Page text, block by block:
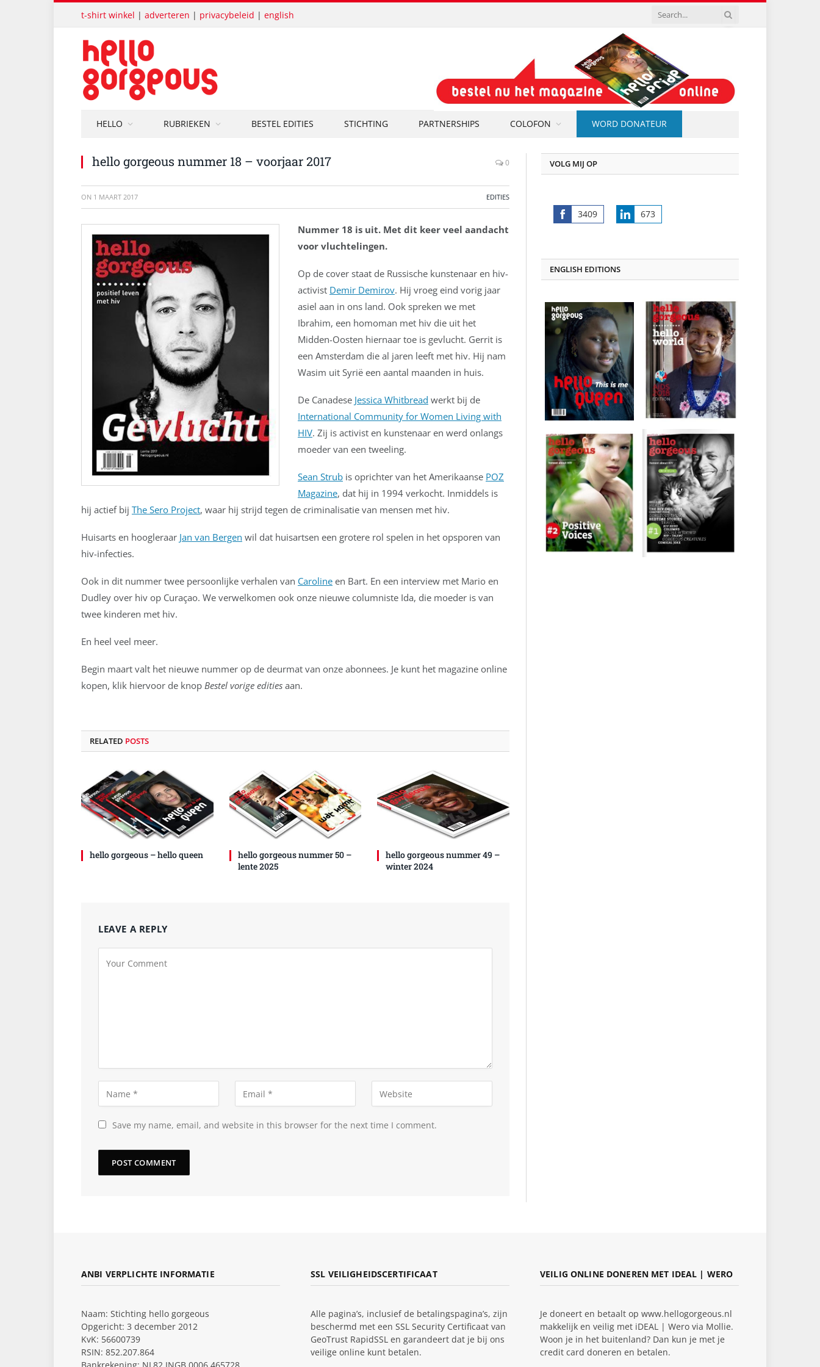
t-shirt winkel | adverteren | privacybeleid | english
HELLO RUBRIEKEN BESTEL EDITIES STICHTING PARTNERSHIPS COLOFON WORD DONATEUR
hello gorgeous nummer 18 – voorjaar 2017 0
ON 1 MAART 2017 EDITIES
Nummer 18 is uit. Met dit keer veel aandacht
voor vluchtelingen.
Op de cover staat de Russische kunstenaar en hiv-
activist Demir Demirov. Hij vroeg eind vorig jaar
asiel aan in ons land. Ook spreken we met
Ibrahim, een homoman met hiv die uit het
Midden-Oosten hiernaar toe is gevlucht. Gerrit is
een Amsterdam die al jaren leeft met hiv. Hij nam
Wasim uit Syrië een aantal maanden in huis.
De Canadese Jessica Whitbread werkt bij de
International Community for Women Living with
HIV. Zij is activist en kunstenaar en werd onlangs
moeder van een tweeling.
Sean Strub is oprichter van het Amerikaanse POZ
Magazine, dat hij in 1994 verkocht. Inmiddels is
hij actief bij The Sero Project, waar hij strijd tegen de criminalisatie van mensen met hiv.
Huisarts en hoogleraar Jan van Bergen wil dat huisartsen een grotere rol spelen in het opsporen van
hiv-infecties.
Ook in dit nummer twee persoonlijke verhalen van Caroline en Bart. En een interview met Mario en
Dudley over hiv op Curaçao. We verwelkomen ook onze nieuwe columniste Ida, die moeder is van
twee kinderen met hiv.
En heel veel meer.
Begin maart valt het nieuwe nummer op de deurmat van onze abonnees. Je kunt het magazine online
kopen, klik hiervoor de knop Bestel vorige edities aan.
RELATED POSTS
hello gorgeous – hello queen
hello gorgeous nummer 50 –
lente 2025
hello gorgeous nummer 49 –
winter 2024
LEAVE A REPLY
Save my name, email, and website in this browser for the next time I comment.
VOLG MIJ OP
3409
Share
673
Share
ENGLISH EDITIONS
ANBI VERPLICHTE INFORMATIE
Naam: Stichting hello gorgeous
Opgericht: 3 december 2012
KvK: 56600739
RSIN: 852.207.864
SSL VEILIGHEIDSCERTIFICAAT
Alle pagina’s, inclusief de betalingspagina’s, zijn
beschermd met een SSL Security Certificaat van
GeoTrust RapidSSL en garandeert dat je bij ons
veilige online kunt betalen.
VEILIG ONLINE DONEREN MET IDEAL | WERO
Je doneert en betaalt op www.hellogorgeous.nl
makkelijk en veilig met iDEAL | Wero via Mollie.
Woon je in het buitenland? Dan kun je met je
credit card doneren en betalen.